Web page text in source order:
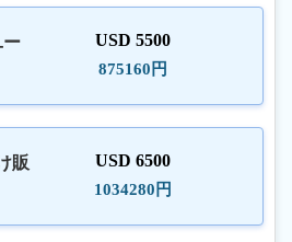
ー
USD 5500
875160円
販
USD 6500
1034280円